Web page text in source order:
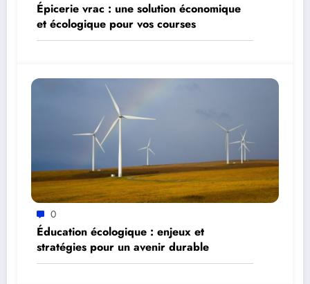
Épicerie vrac : une solution économique
et écologique pour vos courses
0
Éducation écologique : enjeux et
stratégies pour un avenir durable